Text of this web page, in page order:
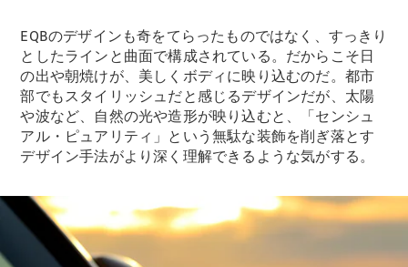
Benz アプリ
各種リクエ
スト/お問
い合わせ
取扱説明書
EQBのデザインも奇をてらったものではなく、すっきり
としたラインと曲面で構成されている。だからこそ日
の出や朝焼けが、美しくボディに映り込むのだ。都市
部でもスタイリッシュだと感じるデザインだが、太陽
や波など、自然の光や造形が映り込むと、「センシュ
アル・ピュアリティ」という無駄な装飾を削ぎ落とす
デザイン手法がより深く理解できるような気がする。